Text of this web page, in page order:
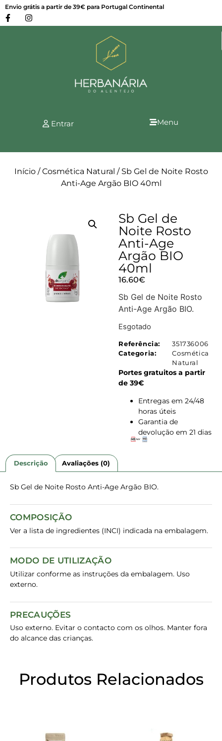
Envio grátis a partir de 39€ para Portugal Continental
Entrar Menu
Início/Cosmética Natural / Sb Gel de Noite Rosto
Anti-Age Argão BIO 40ml
Sb Gel de
Noite Rosto
Anti-Age
Argão BIO
40ml
16.60€
Sb Gel de Noite Rosto
Anti-Age Argão BIO.
Esgotado
Referência:
351736006
Categoria:
Cosmética
Natural
Portes gratuitos a partir
de 39€
Entregas em 24/48
horas úteis
Garantia de
devolução em 21 dias
Descrição Avaliações (0)
Sb Gel de Noite Rosto Anti-Age Argão BIO.
COMPOSIÇÃO
Ver a lista de ingredientes (INCI) indicada na embalagem.
MODO DE UTILIZAÇÃO
Utilizar conforme as instruções da embalagem. Uso
externo.
PRECAUÇÕES
Uso externo. Evitar o contacto com os olhos. Manter fora
do alcance das crianças.
Produtos Relacionados